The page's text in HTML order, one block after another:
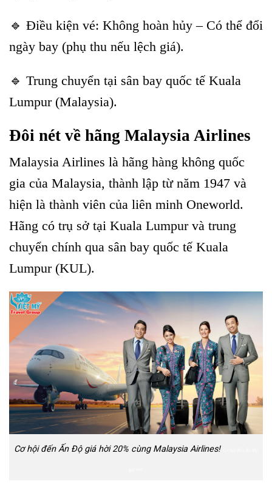
🔹 Điều kiện vé: Không hoàn hủy – Có thể đổi
ngày bay (phụ thu nếu lệch giá).
🔹 Trung chuyển tại sân bay quốc tế Kuala
Lumpur (Malaysia).
Đôi nét về hãng Malaysia Airlines
Malaysia Airlines là hãng hàng không quốc
gia của Malaysia, thành lập từ năm 1947 và
hiện là thành viên của liên minh Oneworld.
Hãng có trụ sở tại Kuala Lumpur và trung
chuyển chính qua sân bay quốc tế Kuala
Lumpur (KUL).
Cơ hội đến Ấn Độ giá hời 20% cùng Malaysia Airlines!